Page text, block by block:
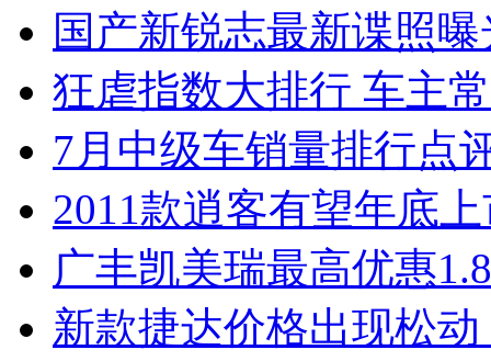
国产新锐志最新谍照
狂虐指数大排行 车主
7月中级车销量排行点
2011款逍客有望年底
广丰凯美瑞最高优惠
新款捷达价格出现松